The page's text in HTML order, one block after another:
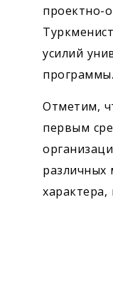
проектно-
усилий
программы.
Отметим,
первым
различных